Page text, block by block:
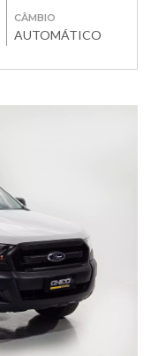
CÂMBIO
AUTOMÁTICO